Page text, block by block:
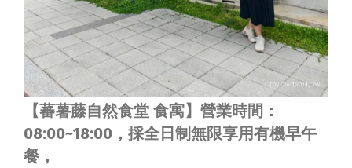
【蕃薯藤自然食堂 食寓】營業時間：
08:00~18:00，採全日制無限享用有機早午
餐，